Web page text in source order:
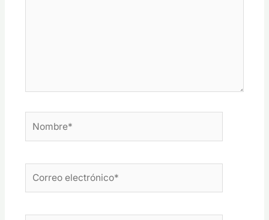
electrónico*